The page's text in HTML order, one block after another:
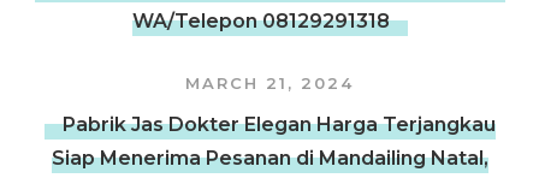
WA/Telepon 08129291318
MARCH 21, 2024
Pabrik Jas Dokter Elegan Harga Terjangkau
Siap Menerima Pesanan di Mandailing Natal,